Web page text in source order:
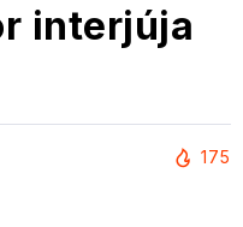
interjúja
175